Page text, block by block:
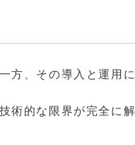
方、その導入と運用
術的な限界が完全に